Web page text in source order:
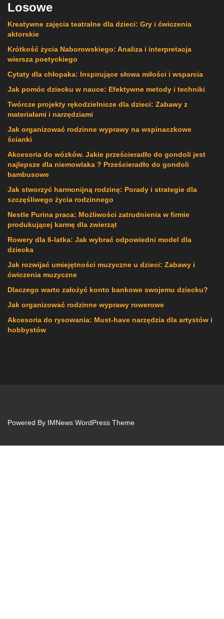
Losowe
Kreatywne zajęcia teatralne dla dzieci: Gry i ćwiczenia
aktorskie
Krótkość życia Naborowskiego: Analiza i interpretacja
wiersza poetyckiego
Cytaty dla chłopaka: Inspirujące słowa miłości i wsparcia
Jak pomóc dziecku w nauce: Efektywne metody i techniki
Twórcze projekty rękodzielnicze dla dzieci: Zabawy z
materiałami i narzędziami
Jak organizować rodzinne wyprawy na wspinaczkowe
ścianki
Akcesoria do wózków. Jakie prześcieradło do gondoli jest
najlepsze dla niemowlaka ? Prześcieradło do gondoli
bambusowe
Jak stworzyć harmonijną rodzinę: Porady i strategie dla
szczęśliwego życia rodzinnego
Nestle Purina praca: Możliwości zatrudnienia w firmie
produkującej karmę dla zwierząt
Rowery dla 6-latka: Jak wybrać odpowiedni model dla
dziecka
Jak rozwijać umiejętności muzyczne u dzieci: Zabawy i
ćwiczenia muzyczne
Dlaczego warto założyć konto bankowe swojemu dziecku?
Jak organizować rodzinne wyprawy rowerowe
Akcesoria do rysowania: Must-have narzędzia dla artystów i
hobbystów
Powered By IMNews WordPress Theme